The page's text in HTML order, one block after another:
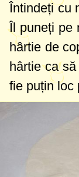
Întindeți cu
Îl puneți pe
hârtie de
hârtie ca
fie puțin loc